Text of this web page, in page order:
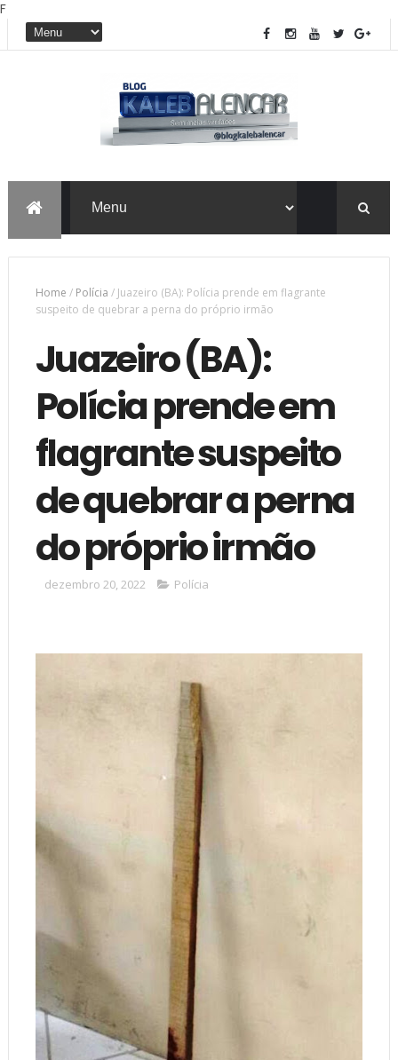
F
Home / Polícia / Juazeiro (BA): Polícia prende em flagrante
suspeito de quebrar a perna do próprio irmão
Juazeiro (BA):
Polícia prende em
flagrante suspeito
de quebrar a perna
do próprio irmão
dezembro 20, 2022 Polícia